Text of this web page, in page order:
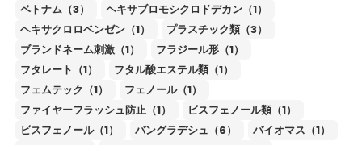
ベトナム（3）
ヘキサブロモシクロドデカン（1）
ヘキサクロロベンゼン（1）
プラスチック類（3）
ブランドネーム刺激（1）
フラジール形（1）
フタレート（1）
フタル酸エステル類（1）
フェムテック（1）
フェノール（1）
ファイヤーフラッシュ防止（1）
ビスフェノール類（1）
ビスフェノール（1）
バングラデシュ（6）
バイオマス（1）